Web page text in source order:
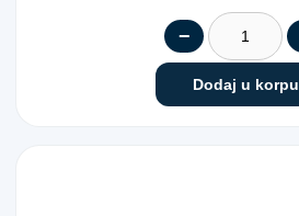
−
Dodaj u korpu